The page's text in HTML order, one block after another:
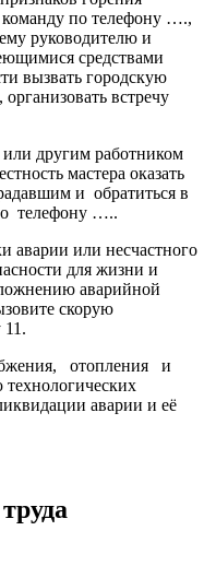
по телефону ….,
руководителю и
средствами
вызвать городскую
встречу
другим работником
мастера оказать
и обратиться в
телефону …..
аварии или несчастного
для жизни и
аварийной
скорую
11.
отопления и
аварии и её